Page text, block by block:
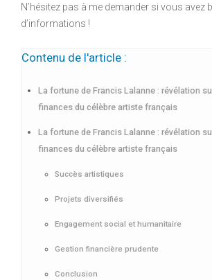
N’hésitez pas à me demander si vous avez
d’informations !
Contenu de l'article :
La fortune de Francis Lalanne : révélation
finances du célèbre artiste français
La fortune de Francis Lalanne : révélation
finances du célèbre artiste français
Succès artistiques
Projets diversifiés
Engagement social et humanitaire
Gestion financière prudente
Conclusion